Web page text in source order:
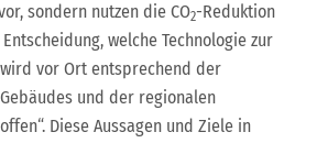
sondern nutzen die CO2-Reduktion
welche Technologie zur
vor Ort entsprechend der
und der regionalen
Diese Aussagen und Ziele in